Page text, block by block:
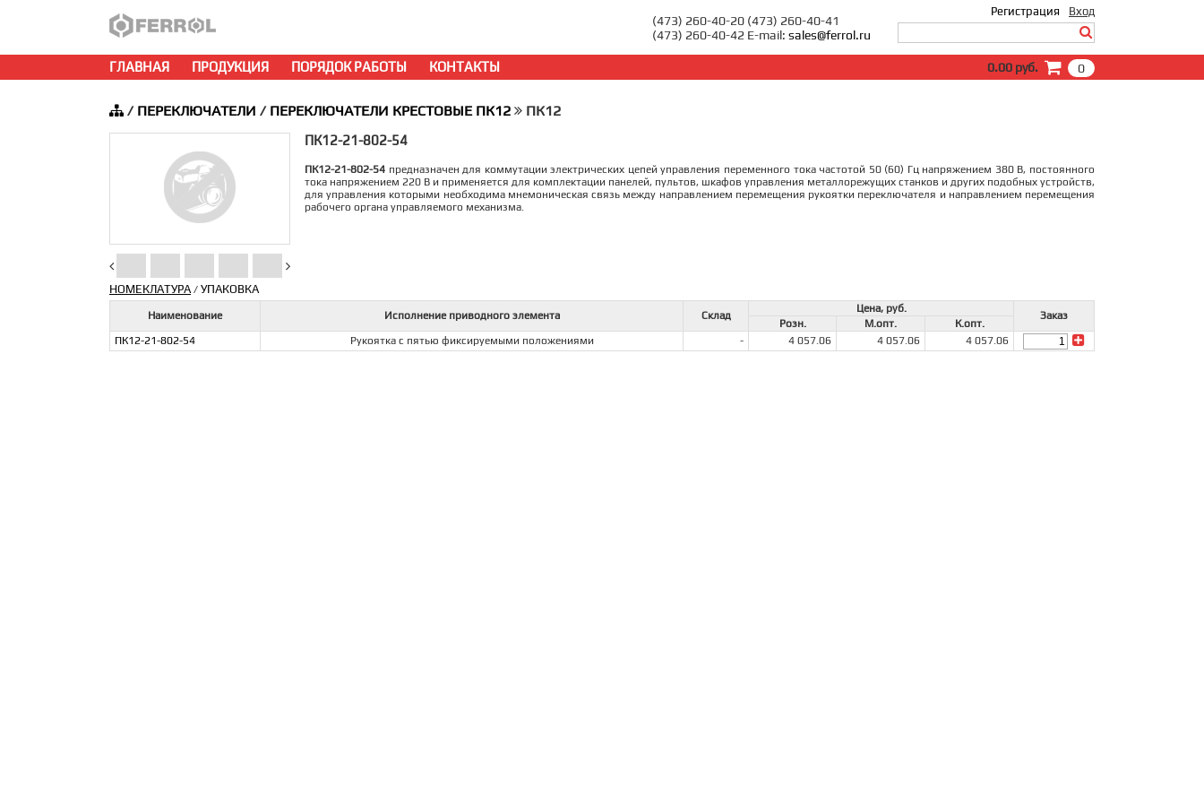
Вход
Забыли пароль?
Регистрация
(473) 260-40-20 (473) 260-40-41
(473) 260-40-42 E-mail: sales@ferrol.ru
ГЛАВНАЯ ПРОДУКЦИЯ ПОРЯДОК РАБОТЫ КОНТАКТЫ 0
0.00 руб.
/ ПЕРЕКЛЮЧАТЕЛИ / ПЕРЕКЛЮЧАТЕЛИ КРЕСТОВЫЕ ПК12 ПК12
ПК12-21-802-54
ПК12-21-802-54 предназначен для коммутации электрических цепей управления переменного тока частотой 50 (60) Гц напряжением 380 В, постоянного
тока напряжением 220 В и применяется для комплектации панелей, пультов, шкафов управления металлорежущих станков и других подобных устройств,
для управления которыми необходима мнемоническая связь между направлением перемещения рукоятки переключателя и направлением перемещения
рабочего органа управляемого механизма.
НОМЕКЛАТУРА/ УПАКОВКА
Наименование Исполнение приводного элемента Склад
Цена, руб.
Заказ
Розн. М.опт.
К.опт.
ПК12-21-802-54
Рукоятка с пятью фиксируемыми положениями - 4 057.06 4 057.06 4 057.06